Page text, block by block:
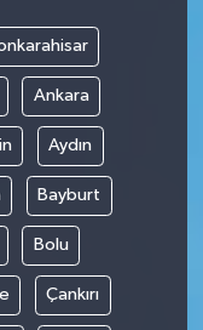
Ankara
Aydın
Bayburt
Bolu
Çankırı